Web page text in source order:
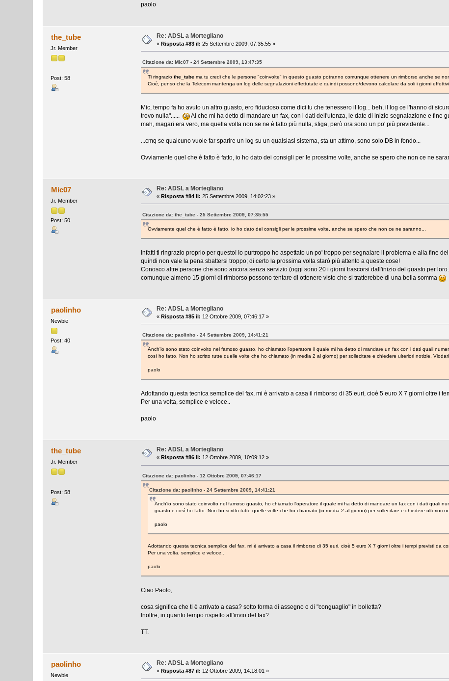
paolo
the_tube
Jr. Member
Post: 58
Re: ADSL a Mortegliano
«Risposta #83 il: 25 Settembre 2009, 07:35:55 »
Citazione da: Mic07 - 24 Settembre 2009, 13:47:35
Ti ringrazio the_tubema tu credi che le persone "coinvolte" in questo guasto potranno comunque ottenere un rimborso anche se
Cioè, penso che la Telecom mantenga un log delle segnalazioni effettutate e quindi possono/devono calcolare da soli i giorni effettivi
Mic, tempo fa ho avuto un altro guasto, ero fiducioso come dici tu che tenessero il log... beh, il log ce l'hanno di
trovo nulla"......
Al che mi ha detto di mandare un fax, con i dati dell'utenza, le date di inizio segnalazione e fine
mah, magari era vero, ma quella volta non se ne è fatto più nulla, sfiga, però ora sono un po' più previdente...
...cmq se qualcuno vuole far sparire un log su un qualsiasi sistema, sta un attimo, sono solo DB in fondo...
Ovviamente quel che è fatto è fatto, io ho dato dei consigli per le prossime volte, anche se spero che non ce ne
Mic07
Jr. Member
Post: 50
Re: ADSL a Mortegliano
«Risposta #84 il: 25 Settembre 2009, 14:02:23 »
Citazione da: the_tube - 25 Settembre 2009, 07:35:55
Ovviamente quel che è fatto è fatto, io ho dato dei consigli per le prossime volte, anche se spero che non ce ne saranno...
Infatti ti ringrazio proprio per questo! Io purtroppo ho aspettato un po' troppo per segnalare il problema e alla fine
quindi non vale la pena sbattersi troppo; di certo la prossima volta starò più attento a queste cose!
Conosco altre persone che sono ancora senza servizio (oggi sono 20 i giorni trascorsi dall'inizio del guasto per
comunque almeno 15 giorni di rimborso possono tentare di ottenere visto che si tratterebbe di una bella somma
paolinho
Newbie
Post: 40
Re: ADSL a Mortegliano
«Risposta #85 il: 12 Ottobre 2009, 07:46:17 »
Citazione da: paolinho - 24 Settembre 2009, 14:41:21
Anch'io sono stato coinvolto nel famoso guasto, ho chiamato l'operatore il quale mi ha detto di mandare un fax con i dati quali
così ho fatto. Non ho scritto tutte quelle volte che ho chiamato (in media 2 al giorno) per sollecitare e chiedere ulteriori notizie.
paolo
Adottando questa tecnica semplice del fax, mi è arrivato a casa il rimborso di 35 euri, cioè 5 euro X 7 giorni oltre i
Per una volta, semplice e veloce..
paolo
the_tube
Jr. Member
Post: 58
Re: ADSL a Mortegliano
«Risposta #86 il: 12 Ottobre 2009, 10:09:12 »
Citazione da: paolinho - 12 Ottobre 2009, 07:46:17
Citazione da: paolinho - 24 Settembre 2009, 14:41:21
Anch'io sono stato coinvolto nel famoso guasto, ho chiamato l'operatore il quale mi ha detto di mandare un fax con i dati quali
guasto e così ho fatto. Non ho scritto tutte quelle volte che ho chiamato (in media 2 al giorno) per sollecitare e chiedere ulteriori
paolo
Adottando questa tecnica semplice del fax, mi è arrivato a casa il rimborso di 35 euri, cioè 5 euro X 7 giorni oltre i tempi previsti da
Per una volta, semplice e veloce..
paolo
Ciao Paolo,
cosa significa che ti è arrivato a casa? sotto forma di assegno o di "conguaglio" in bolletta?
Inoltre, in quanto tempo rispetto all'invio del fax?
TT.
paolinho
Newbie
Re: ADSL a Mortegliano
« Risposta #87 il: 12 Ottobre 2009, 14:18:01 »